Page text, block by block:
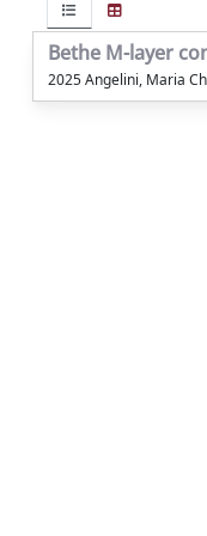
Bethe M-layer
2025 Angelini, Maria